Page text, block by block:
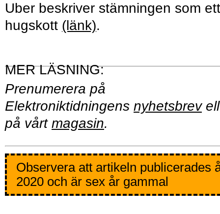
Uber beskriver stämningen som ett
hugskott (länk).
Prenumerera på
Elektroniktidningens nyhetsbrev
på vårt magasin.
Observera att artikeln publicerades
2020 och är sex år gammal